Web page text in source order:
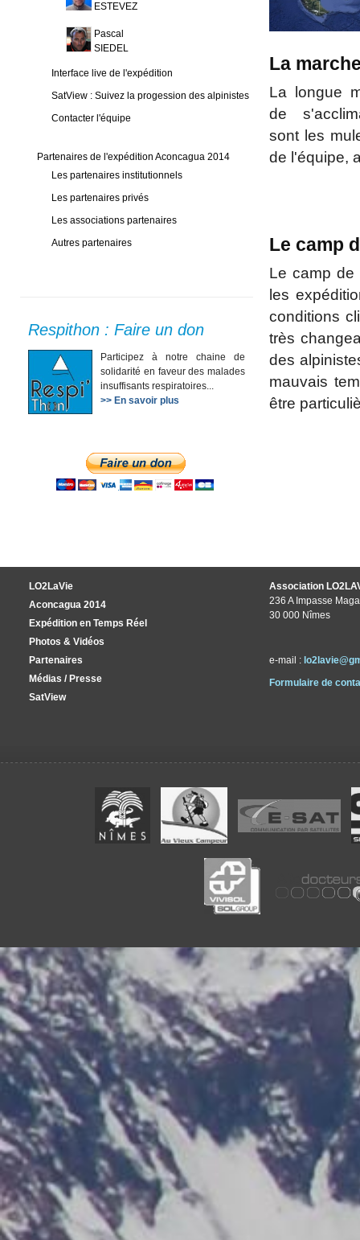
ESTEVEZ
Pascal
SIEDEL
Interface live de l'expédition
SatView : Suivez la progession des alpinistes
Contacter l'équipe
Partenaires de l'expédition Aconcagua 2014
Les partenaires institutionnels
Les partenaires privés
Les associations partenaires
Autres partenaires
Respithon : Faire un don
Participez à notre chaine de
solidarité en faveur des malades
insuffisants respiratoires...
>> En savoir plus
La
La longue
de
sont les
de l'équipe,
Le camp
Le camp de
les
conditions
très
des
mauvais
être
LO2LaVie
Aconcagua 2014
Expédition en Temps Réel
Photos & Vidéos
Partenaires
Médias / Presse
SatView
Association
236 A Impasse
30 000 Nîmes
e-mail :
Formulaire de